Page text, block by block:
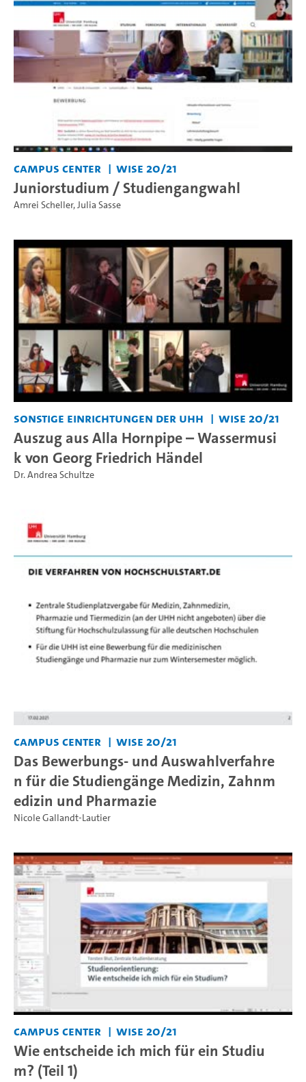
Campus Center WiSe 20/21
Juniorstudium / Studiengangwahl
Amrei Scheller,Julia Sasse
Sonstige Einrichtungen der UHH WiSe 20/21
Auszug aus Alla Hornpipe – Wassermusi
k von Georg Friedrich Händel
Dr. Andrea Schultze
Campus Center WiSe 20/21
Das Bewerbungs- und Auswahlverfahre
n für die Studiengänge Medizin, Zahnm
edizin und Pharmazie
Nicole Gallandt-Lautier
Campus Center WiSe 20/21
Wie entscheide ich mich für ein Studiu
m? (Teil 1)